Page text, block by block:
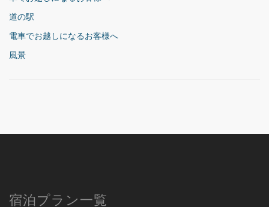
道の駅
電車でお越しになるお客様へ
風景
宿泊プラン一覧